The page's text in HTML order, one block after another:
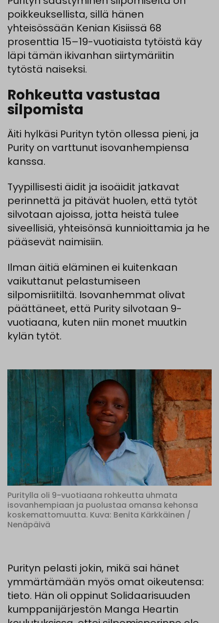
poikkeuksellista, sillä hänen
yhteisössään Kenian Kisiissä 68
prosenttia 15–19-vuotiaista tytöistä käy
läpi tämän ikivanhan siirtymäriitin
tytöstä naiseksi.
Rohkeutta vastustaa
silpomista
Äiti hylkäsi Purityn tytön ollessa pieni, ja
Purity on varttunut isovanhempiensa
kanssa.
Tyypillisesti äidit ja isoäidit jatkavat
perinnettä ja pitävät huolen, että tytöt
silvotaan ajoissa, jotta heistä tulee
siveellisiä, yhteisönsä kunnioittamia ja he
pääsevät naimisiin.
Ilman äitiä eläminen ei kuitenkaan
vaikuttanut pelastumiseen
silpomisriitiltä. Isovanhemmat olivat
päättäneet, että Purity silvotaan 9-
vuotiaana, kuten niin monet muutkin
kylän tytöt.
Puritylla oli 9-vuotiaana rohkeutta uhmata
isovanhempiaan ja puolustaa omansa kehonsa
koskemattomuutta. Kuva: Benita Kärkkäinen /
Nenäpäivä
Purityn pelasti jokin, mikä sai hänet
ymmärtämään myös omat oikeutensa:
tieto. Hän oli oppinut Solidaarisuuden
kumppanijärjestön Manga Heartin